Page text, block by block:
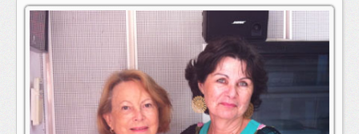
News
Vidéo
La radio